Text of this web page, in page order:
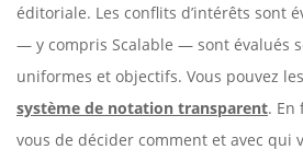
éditoriale. Les conflits d’intérêts sont
— y compris Scalable — sont évalués
uniformes et objectifs. Vous pouvez
système de notation transparent. En
vous de décider comment et avec qui